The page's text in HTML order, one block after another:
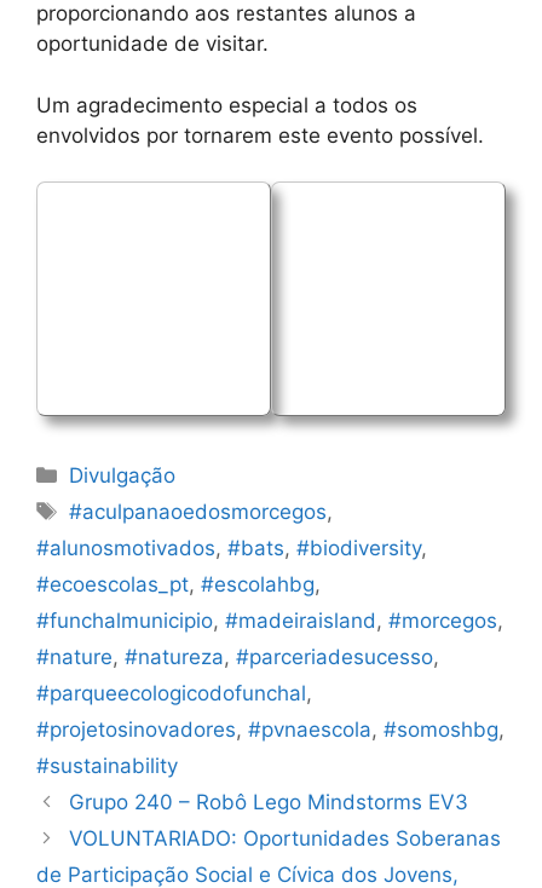
proporcionando aos restantes alunos a
oportunidade de visitar.
Um agradecimento especial a todos os
envolvidos por tornarem este evento possível.
Categorias
Divulgação
Etiquetas
#aculpanaoedosmorcegos,
#alunosmotivados, #bats, #biodiversity,
#ecoescolas_pt, #escolahbg,
#funchalmunicipio, #madeiraisland, #morcegos,
#nature, #natureza, #parceriadesucesso,
#parqueecologicodofunchal,
#projetosinovadores, #pvnaescola, #somoshbg,
#sustainability
Navegação
de
Grupo 240 – Robô Lego Mindstorms EV3
VOLUNTARIADO: Oportunidades Soberanas
de Participação Social e Cívica dos Jovens,